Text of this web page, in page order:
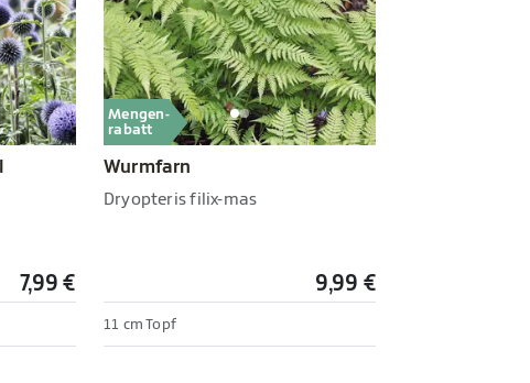
7,99 €
Mengen-
rabatt
Wurmfarn
Dryopteris filix-mas
9,99 €
11 cm Topf